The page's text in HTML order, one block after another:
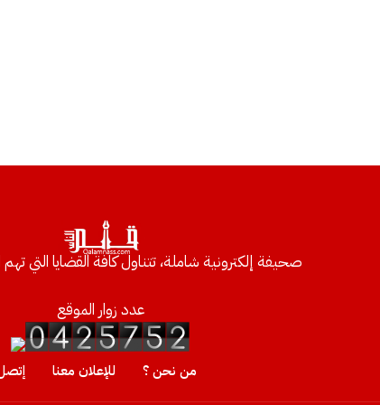
صحيفة إلكترونية شاملة، تتناول كافة القضايا التي تهم
عدد زوار الموقع
من نحن ؟ للإعلان معنا